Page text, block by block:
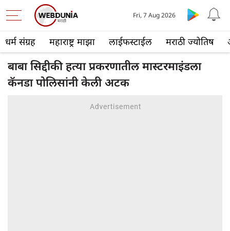
धर्म संग्रह महाराष्ट्र माझा लाईफस्टाईल मराठी ज्योतिष
Fri, 7 Aug 2026
बाबा सिद्दीकी हत्या प्रकरणातील मास्टरमाइंडला
कॅनडा पोलिसांनी केली अटक